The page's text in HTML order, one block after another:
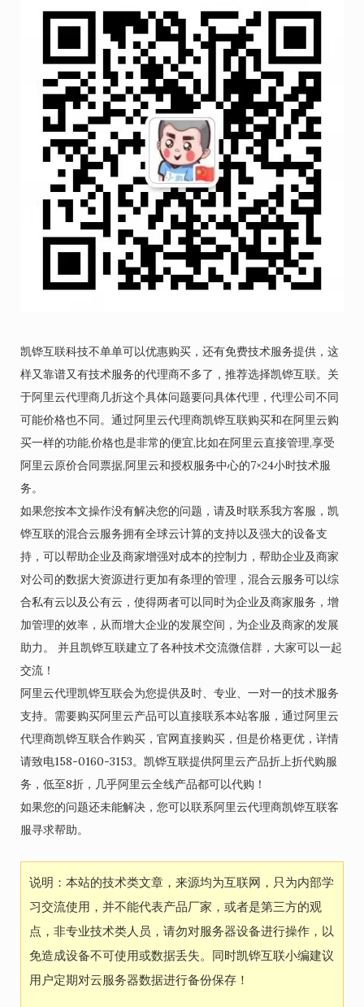
凯铧互联科技不单单可以优惠购买，还有免费技术服务提供，这
样又靠谱又有技术服务的代理商不多了，推荐选择凯铧互联。关
于阿里云代理商几折这个具体问题要问具体代理，代理公司不同
可能价格也不同。通过阿里云代理商凯铧互联购买和在阿里云购
买一样的功能,价格也是非常的便宜,比如在阿里云直接管理,享受
阿里云原价合同票据,阿里云和授权服务中心的7×24小时技术服
务。
如果您按本文操作没有解决您的问题，请及时联系我方客服，凯
铧互联的混合云服务拥有全球云计算的支持以及强大的设备支
持，可以帮助企业及商家增强对成本的控制力，帮助企业及商家
对公司的数据大资源进行更加有条理的管理，混合云服务可以综
合私有云以及公有云，使得两者可以同时为企业及商家服务，增
加管理的效率，从而增大企业的发展空间，为企业及商家的发展
助力。 并且凯铧互联建立了各种技术交流微信群，大家可以一起
交流！
阿里云代理凯铧互联会为您提供及时、专业、一对一的技术服务
支持。需要购买阿里云产品可以直接联系本站客服，通过阿里云
代理商凯铧互联合作购买，官网直接购买，但是价格更优，详情
请致电158-0160-3153。凯铧互联提供阿里云产品折上折代购服
务，低至8折，几乎阿里云全线产品都可以代购！
如果您的问题还未能解决，您可以联系阿里云代理商凯铧互联客
服寻求帮助。
说明：本站的技术类文章，来源均为互联网，只为内部学
习交流使用，并不能代表产品厂家，或者是第三方的观
点，非专业技术类人员，请勿对服务器设备进行操作，以
免造成设备不可使用或数据丢失。同时凯铧互联小编建议
用户定期对云服务器数据进行备份保存！